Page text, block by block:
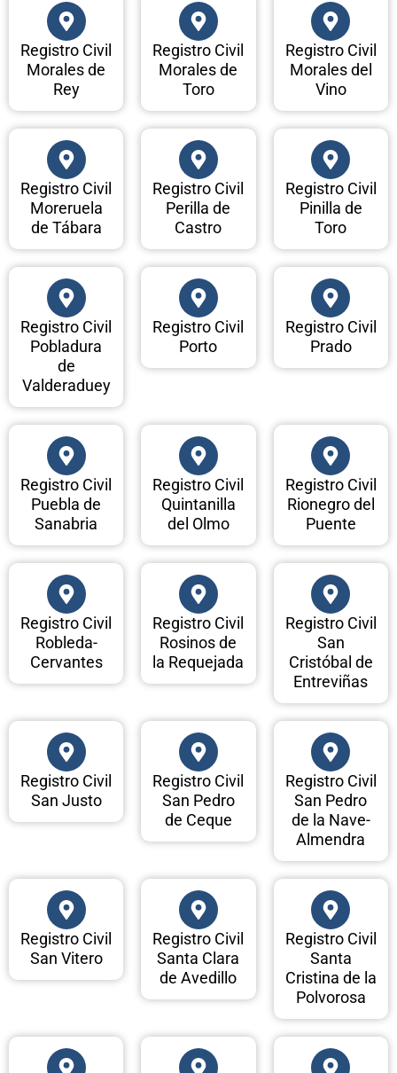
Registro Civil
Morales de
Rey
Registro Civil
Morales de
Toro
Registro Civil
Morales del
Vino
Registro Civil
Moreruela
de Tábara
Registro Civil
Perilla de
Castro
Registro Civil
Pinilla de
Toro
Registro Civil
Pobladura
de
Valderaduey
Registro Civil
Porto
Registro Civil
Prado
Registro Civil
Puebla de
Sanabria
Registro Civil
Quintanilla
del Olmo
Registro Civil
Rionegro del
Puente
Registro Civil
Robleda-
Cervantes
Registro Civil
Rosinos de
la Requejada
Registro Civil
San
Cristóbal de
Entreviñas
Registro Civil
San Justo
Registro Civil
San Pedro
de Ceque
Registro Civil
San Pedro
de la Nave-
Almendra
Registro Civil
San Vitero
Registro Civil
Santa Clara
de Avedillo
Registro Civil
Santa
Cristina de la
Polvorosa